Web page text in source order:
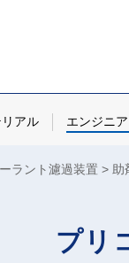
アル エンジニ
ラント濾過装置 助
プリ